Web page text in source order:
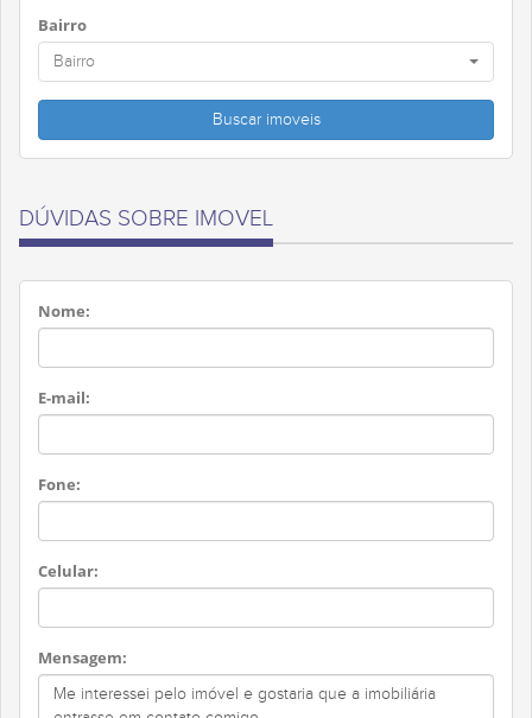
Bairro
Bairro
DÚVIDAS SOBRE IMOVEL
Nome:
E-mail:
Fone:
Celular:
Mensagem: